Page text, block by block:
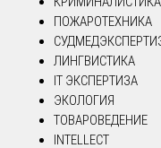
ПОЖАРОТЕХНИКА
ЛИНГВИСТИКА
IT ЭКСПЕРТИЗА
ЭКОЛОГИЯ
ТОВАРОВЕДЕНИЕ
INTELLECT